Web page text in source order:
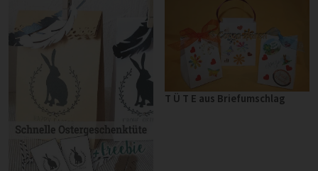
T Ü T E aus Briefumschlag